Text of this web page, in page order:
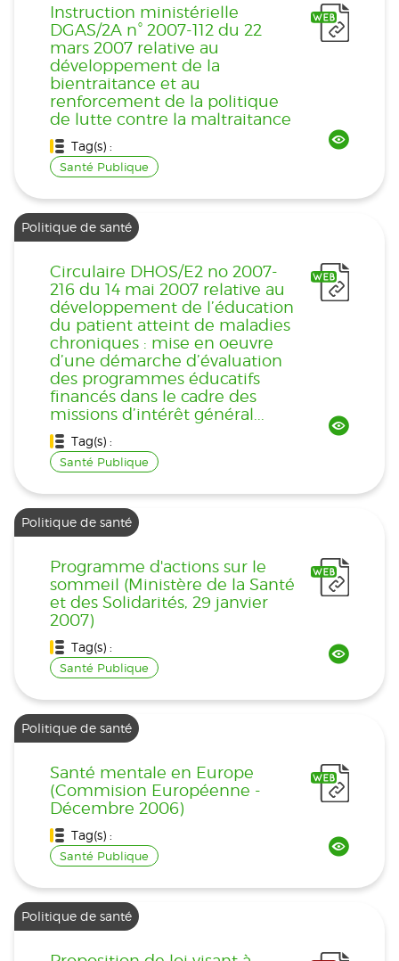
Instruction ministérielle
DGAS/2A n° 2007-112 du 22
mars 2007 relative au
développement de la
bientraitance et au
renforcement de la politique
de lutte contre la maltraitance
Tag(s) :
Santé Publique
Politique de santé
Circulaire DHOS/E2 no 2007-
216 du 14 mai 2007 relative au
développement de l’éducation
du patient atteint de maladies
chroniques : mise en oeuvre
d’une démarche d’évaluation
des programmes éducatifs
financés dans le cadre des
missions d’intérêt général...
Tag(s) :
Santé Publique
Politique de santé
Programme d'actions sur le
sommeil (Ministère de la Santé
et des Solidarités, 29 janvier
2007)
Tag(s) :
Santé Publique
Politique de santé
Santé mentale en Europe
(Commision Européenne -
Décembre 2006)
Tag(s) :
Santé Publique
Politique de santé